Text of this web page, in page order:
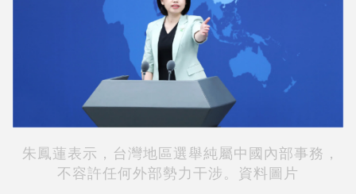
朱鳳蓮表示，台灣地區選舉純屬中國內部事務，
不容許任何外部勢力干涉。資料圖片